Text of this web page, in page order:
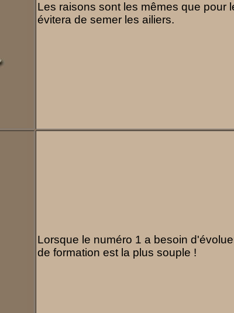
Les raisons sont les mêmes que pour
évitera de semer les ailiers.
Lorsque le numéro 1 a besoin
de formation est la plus souple !